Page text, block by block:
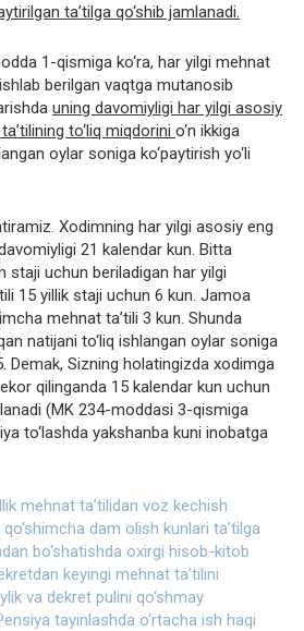
ta’tilga qo‘shib jamlanadi.
1-qismiga ko‘ra, har yilgi mehnat
berilgan vaqtga mutanosib
uning davomiyligi har yilgi asosiy
to‘liq miqdorini o‘n ikkiga
oylar soniga ko‘paytirish yo‘li
Xodimning har yilgi asosiy eng
21 kalendar kun. Bitta
staji uchun beriladigan har yilgi
15 yillik staji uchun 6 kun. Jamoa
mehnat ta’tili 3 kun. Shunda
natijani to‘liq ishlangan oylar soniga
Demak, Sizning holatingizda xodimga
qilinganda 15 kalendar kun uchun
(MK 234-moddasi 3-qismiga
to‘lashda yakshanba kuni inobatga
mehnat ta’tilidan voz kechish
dam olish kunlari ta’tilga
bo‘shatishda oxirgi hisob-kitob
keyingi mehnat taʼtilini
va dekret pulini qo‘shmay
tayinlashda o‘rtacha ish haqi